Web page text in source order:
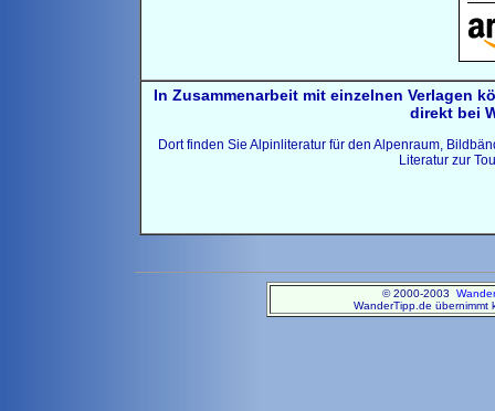
In Zusammenarbeit mit einzelnen Verlagen
direkt bei
Dort finden Sie Alpinliteratur für den Alpenraum,
Literatur zur
© 2000-2003
WanderTipp.de übernimmt